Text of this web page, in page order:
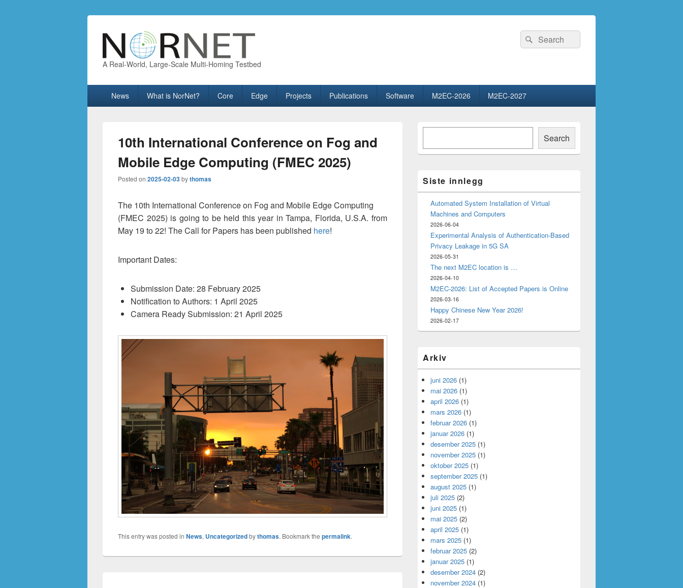
A Real-World, Large-Scale Multi-Homing Testbed
Search
for:
Search
News What is NorNet? Core Edge Projects Publications Software M2EC-2026 M2EC-2027
10th International Conference on Fog and
Mobile Edge Computing (FMEC 2025)
Posted on 2025-02-03bythomas
The 10th International Conference on Fog and Mobile Edge Computing
(FMEC 2025) is going to be held this year in Tampa, Florida, U.S.A. from
May 19 to 22! The Call for Papers has been published here!
Important Dates:
Submission Date: 28 February 2025
Notification to Authors: 1 April 2025
Camera Ready Submission: 21 April 2025
This entry was posted in News, Uncategorizedbythomas. Bookmark the permalink.
Primary
Area
Search
Siste innlegg
Automated System Installation of Virtual
Machines and Computers
2026-06-04
Experimental Analysis of Authentication-Based
Privacy Leakage in 5G SA
2026-05-31
The next M2EC location is …
2026-04-10
M2EC-2026: List of Accepted Papers is Online
2026-03-16
Happy Chinese New Year 2026!
2026-02-17
Arkiv
juni 2026 (1)
mai 2026 (1)
april 2026 (1)
mars 2026 (1)
februar 2026 (1)
januar 2026 (1)
desember 2025 (1)
november 2025 (1)
oktober 2025 (1)
september 2025 (1)
august 2025 (1)
juli 2025 (2)
juni 2025 (1)
mai 2025 (2)
april 2025 (1)
mars 2025 (1)
februar 2025 (2)
januar 2025 (1)
desember 2024 (2)
november 2024 (1)